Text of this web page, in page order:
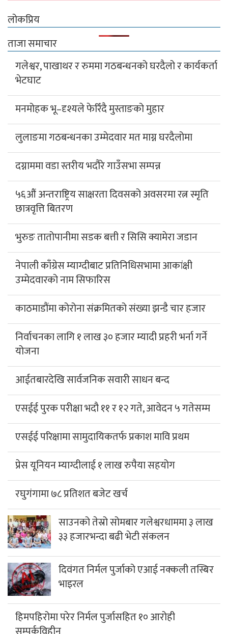
लोकप्रिय
ताजा समाचार
गलेश्वर, पाखाथर र रुममा गठबन्धनको घरदैलो र कार्यकर्ता
भेटघाट
मनमोहक भू–दृश्यले फेरिँदै मुस्ताङको मुहार
लुलाङमा गठबन्धनका उम्मेदवार मत माग्न घरदैलोमा
दग्नाममा वडा स्तरीय भदौरे गाउँसभा सम्पन्न
५६औं अन्तराष्ट्रिय साक्षरता दिवसको अवसरमा रत्न स्मृति
छात्रवृत्ति बितरण
भुरुङ तातोपानीमा सडक बत्ती र सिसि क्यामेरा जडान
नेपाली काँग्रेस म्याग्दीबाट प्रतिनिधिसभामा आकांक्षी
उम्मेदवारको नाम सिफारिस
काठमाडौंमा कोरोना संक्रमितको संख्या झन्डै चार हजार
निर्वाचनका लागि १ लाख ३० हजार म्यादी प्रहरी भर्ना गर्ने
योजना
आईतबारदेखि सार्वजनिक सवारी साधन बन्द
एसईई पुरक परीक्षा भदौ ११ र १२ गते, आवेदन ५ गतेसम्म
एसईई परिक्षामा सामुदायिकतर्फ प्रकाश मावि प्रथम
प्रेस यूनियन म्याग्दीलाई १ लाख रुपैया सहयोग
रघुगंगामा ७८ प्रतिशत बजेट खर्च
साउनको तेस्रो सोमबार गलेश्वरधाममा ३ लाख
३३ हजारभन्दा बढी भेटी संकलन
दिवंगत निर्मल पुर्जाको एआई नक्कली तस्बिर
भाइरल
हिमपहिरोमा परेर निर्मल पुर्जासहित १० आरोही